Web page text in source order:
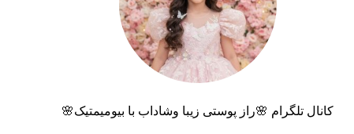
کانال تلگرام 🌸راز پوستی زیبا وشاداب با بیومیمتیک🌸